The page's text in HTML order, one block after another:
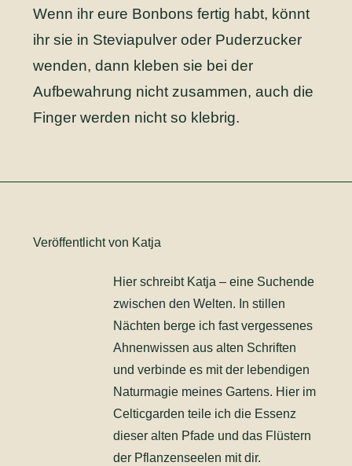
Wenn ihr eure Bonbons fertig habt, könnt
ihr sie in Steviapulver oder Puderzucker
wenden, dann kleben sie bei der
Aufbewahrung nicht zusammen, auch die
Finger werden nicht so klebrig.
Veröffentlicht von Katja
Hier schreibt Katja – eine Suchende
zwischen den Welten. In stillen
Nächten berge ich fast vergessenes
Ahnenwissen aus alten Schriften
und verbinde es mit der lebendigen
Naturmagie meines Gartens. Hier im
Celticgarden teile ich die Essenz
dieser alten Pfade und das Flüstern
der Pflanzenseelen mit dir.